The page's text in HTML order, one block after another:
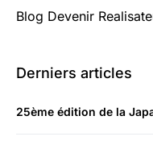
Blog Devenir
Derniers articles
25ème édition de la